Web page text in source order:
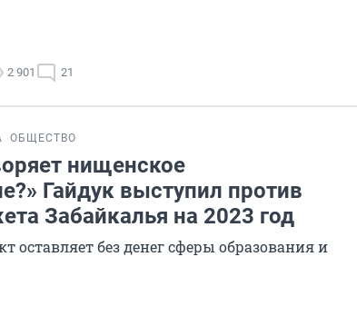
2 901 21
ОБЩЕСТВО
нищенское
Гайдук выступил против
Забайкалья на 2023 год
оставляет без денег сферы образования и